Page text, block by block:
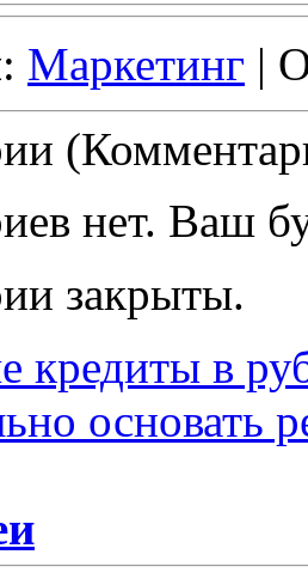
: Маркетинг |
нет. Ваш
закрыты.
кредиты в
основать